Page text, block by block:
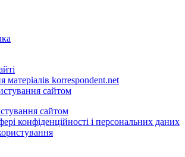
матеріалів korrespondent.net
сайтом
сайтом
конфіденційності і персональних даних